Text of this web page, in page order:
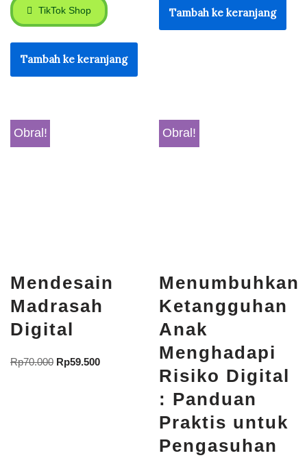
TikTok Shop
Tambah ke keranjang
Tambah ke keranjang
Obral!
Mendesain
Madrasah
Digital
Rp70.000 Rp59.500
Obral!
Menumbuhkan
Ketangguhan
Anak
Menghadapi
Risiko Digital
: Panduan
Praktis untuk
Pengasuhan